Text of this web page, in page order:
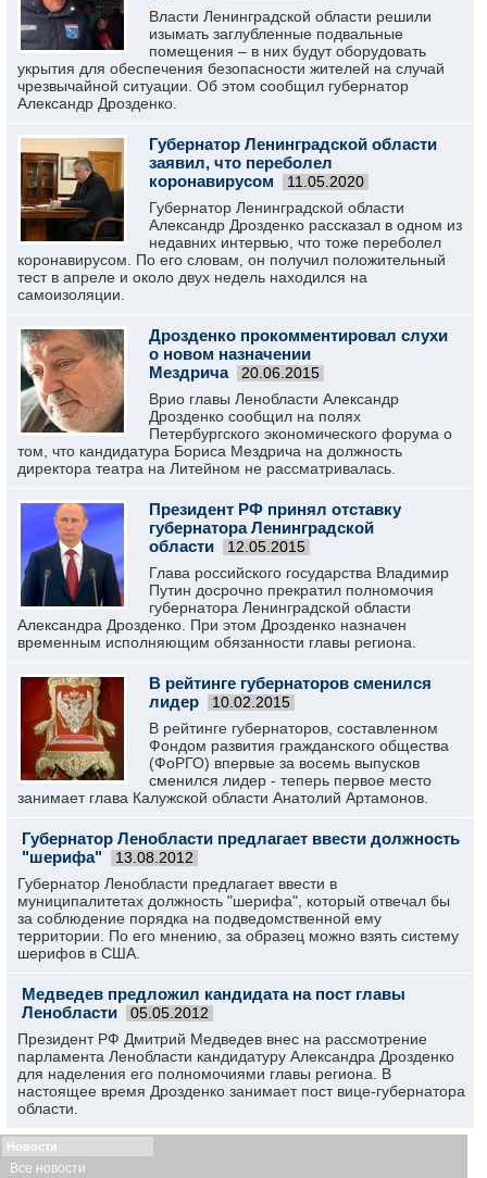
Власти Ленинградской области решили
изымать заглубленные подвальные
помещения – в них будут оборудовать
укрытия для обеспечения безопасности жителей на случай
чрезвычайной ситуации. Об этом сообщил губернатор
Александр Дрозденко.
Губернатор Ленинградской области
заявил, что переболел
коронавирусом
11.05.2020
Губернатор Ленинградской области
Александр Дрозденко рассказал в одном из
недавних интервью, что тоже переболел
коронавирусом. По его словам, он получил положительный
тест в апреле и около двух недель находился на
самоизоляции.
Дрозденко прокомментировал слухи
о новом назначении
Мездрича
20.06.2015
Врио главы Ленобласти Александр
Дрозденко сообщил на полях
Петербургского экономического форума о
том, что кандидатура Бориса Мездрича на должность
директора театра на Литейном не рассматривалась.
Президент РФ принял отставку
губернатора Ленинградской
области
12.05.2015
Глава российского государства Владимир
Путин досрочно прекратил полномочия
губернатора Ленинградской области
Александра Дрозденко. При этом Дрозденко назначен
временным исполняющим обязанности главы региона.
В рейтинге губернаторов сменился
лидер
10.02.2015
В рейтинге губернаторов, составленном
Фондом развития гражданского общества
(ФоРГО) впервые за восемь выпусков
сменился лидер - теперь первое место
занимает глава Калужской области Анатолий Артамонов.
Губернатор Ленобласти предлагает ввести должность
"шерифа"
13.08.2012
Губернатор Ленобласти предлагает ввести в
муниципалитетах должность "шерифа", который отвечал бы
за соблюдение порядка на подведомственной ему
территории. По его мнению, за образец можно взять систему
шерифов в США.
Медведев предложил кандидата на пост главы
Ленобласти
05.05.2012
Президент РФ Дмитрий Медведев внес на рассмотрение
парламента Ленобласти кандидатуру Александра Дрозденко
для наделения его полномочиями главы региона. В
настоящее время Дрозденко занимает пост вице-губернатора
области.
Новости
Все новости